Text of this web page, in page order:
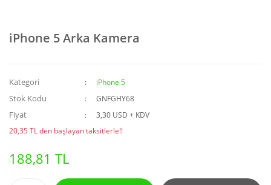
iPhone 5 Arka Kamera
Kategori iPhone 5
Stok Kodu GNFGHY68
Fiyat
3,30 USD + KDV
20,35 TL den başlayan taksitlerle!!
188,81 TL